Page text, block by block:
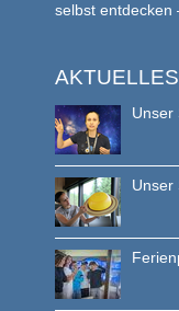
selbst entdecken
AKTUELLES
Unser
Unser